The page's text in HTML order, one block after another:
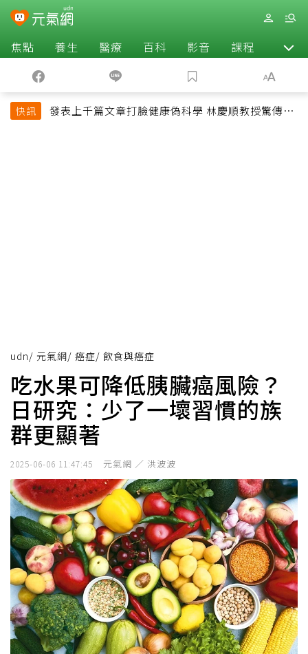
焦點 養生 醫療 百科 影音 課程 退休
快訊
發表上千篇文章打臉健康偽科學 林慶順教授驚傳意
udn/ 元氣網/ 癌症/ 飲食與癌症
吃水果可降低胰臟癌風險？
日研究：少了一壞習慣的族
群更顯著
2025-06-06 11:47:45 元氣網 ／ 洪波波